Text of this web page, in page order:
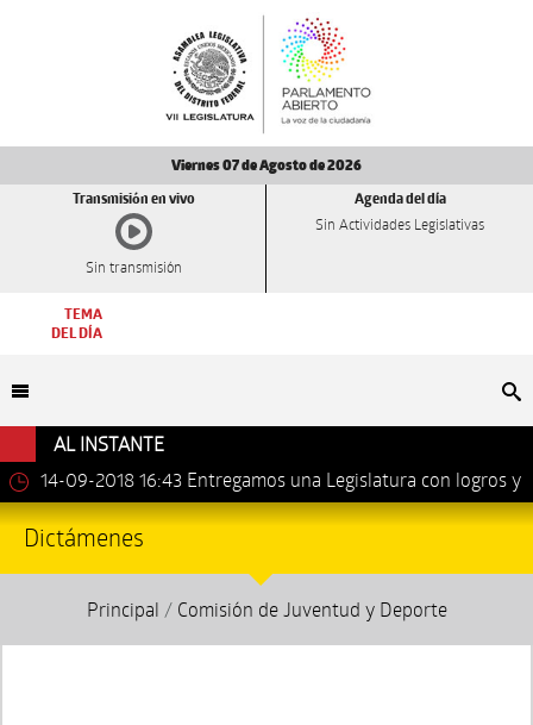
Viernes 07 de Agosto de 2026
Transmisión en vivo
Sin transmisión
Agenda del día
Sin Actividades Legislativas
TEMA
DEL DÍA
AL INSTANTE
14-09-2018 16:43 Entregamos una Legislatura con logros y
avances importantes: Dip. Leonel Luna Estrada.
Dictámenes
Principal / Comisión de Juventud y Deporte